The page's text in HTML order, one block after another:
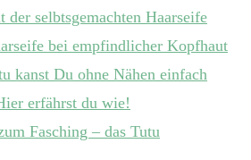
bei empfindlicher Kopfhaut
Fasching – das Tutu